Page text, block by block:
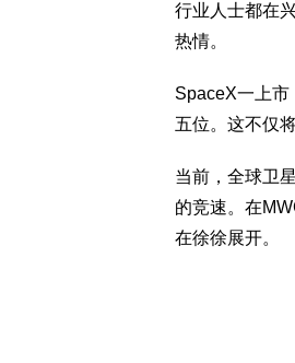
行业人士都在
热情。
SpaceX一上市
五位。这不仅
当前，全球卫
的竞速。在
在徐徐展开。